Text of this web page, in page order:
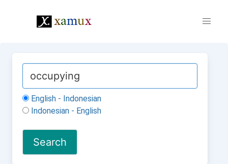
English - Indonesian
Indonesian - English